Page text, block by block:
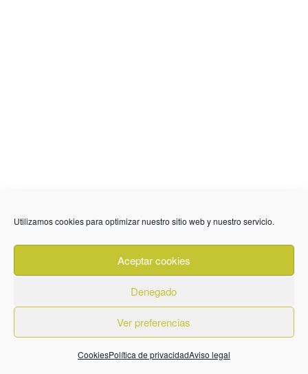
Utilizamos cookies para optimizar nuestro sitio web y nuestro servicio.
Aceptar cookies
Denegado
Ver preferencias
CookiesPolítica de privacidadAviso legal